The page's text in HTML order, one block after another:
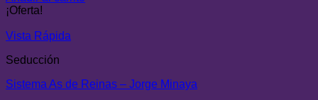
$29.00.
¡Oferta!
Vista Rápida
Seducción
Sistema As de Reinas – Jorge Minaya